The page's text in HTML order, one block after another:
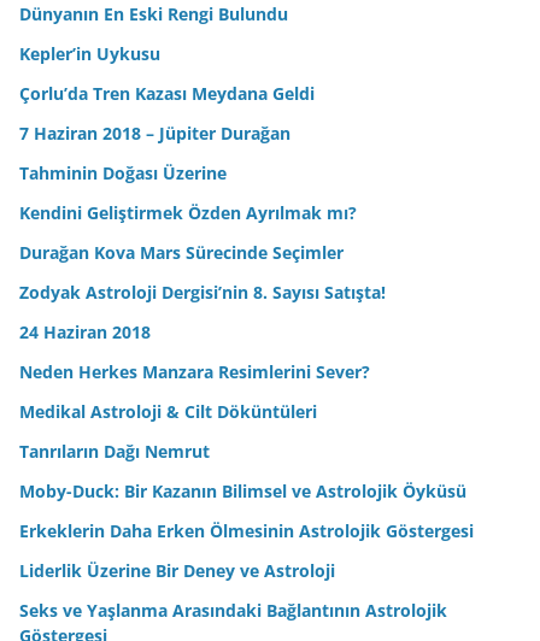
Dünyanın En Eski Rengi Bulundu
Kepler’in Uykusu
Çorlu’da Tren Kazası Meydana Geldi
7 Haziran 2018 – Jüpiter Durağan
Tahminin Doğası Üzerine
Kendini Geliştirmek Özden Ayrılmak mı?
Durağan Kova Mars Sürecinde Seçimler
Zodyak Astroloji Dergisi’nin 8. Sayısı Satışta!
24 Haziran 2018
Neden Herkes Manzara Resimlerini Sever?
Medikal Astroloji & Cilt Döküntüleri
Tanrıların Dağı Nemrut
Moby-Duck: Bir Kazanın Bilimsel ve Astrolojik Öyküsü
Erkeklerin Daha Erken Ölmesinin Astrolojik Göstergesi
Liderlik Üzerine Bir Deney ve Astroloji
Seks ve Yaşlanma Arasındaki Bağlantının Astrolojik
Göstergesi